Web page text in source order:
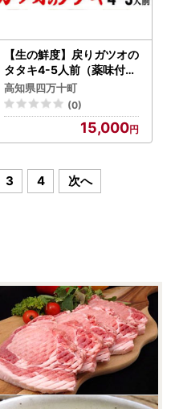
【生の鮮度】戻りガツオの
タタキ4-5人前（薬味付き
）【冷蔵】／Efs-08
高知県四万十町
(0)
15,000
3 4 次へ